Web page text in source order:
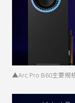
▲Arc Pro B60主要規